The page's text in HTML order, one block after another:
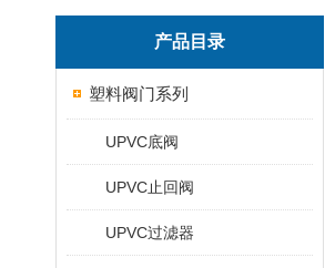
产品目录
塑料阀门系列
UPVC底阀
UPVC止回阀
UPVC过滤器